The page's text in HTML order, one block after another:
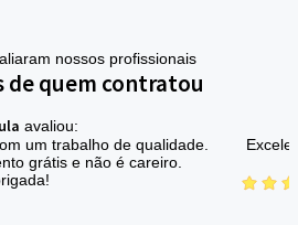
nossos profissionais
de quem contratou
avaliou:
um trabalho de qualidade.
grátis e não é careiro.